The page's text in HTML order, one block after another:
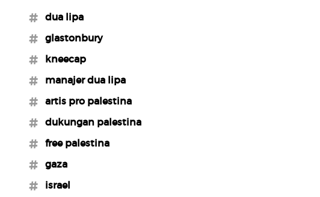
#dua lipa
#glastonbury
#kneecap
#manajer dua lipa
#artis pro palestina
#dukungan palestina
#free palestina
#gaza
#israel